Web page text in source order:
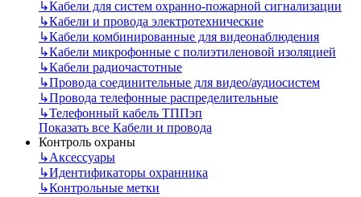
↳Кабели для систем охранно-пожарной сигнализации
↳Кабели и провода электротехнические
↳Кабели комбинированные для видеонаблюдения
↳Кабели микрофонные с полиэтиленовой изоляцией
↳Кабели радиочастотные
↳Провода соединительные для видео/аудиосистем
↳Провода телефонные распределительные
↳Телефонный кабель ТППэп
Показать все Кабели и провода
Контроль охраны
↳Аксессуары
↳Идентификаторы охранника
↳Контрольные метки